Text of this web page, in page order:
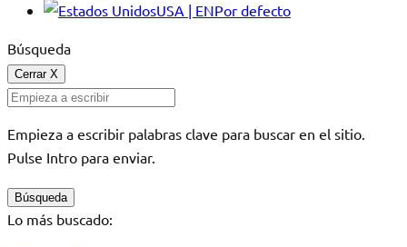
USA | ENPor defecto
Búsqueda
Cerrar X
Empieza a escribir palabras clave para buscar en el sitio.
Pulse Intro para enviar.
Búsqueda
Lo más buscado: